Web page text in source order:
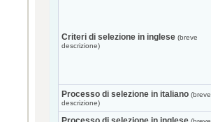
Criteri di selezione in inglese (breve
descrizione)
Processo di selezione in italiano (breve
descrizione)